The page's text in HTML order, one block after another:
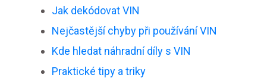
Jak dekódovat VIN
Nejčastější chyby při používání VIN
Kde hledat náhradní díly s VIN
Praktické tipy a triky